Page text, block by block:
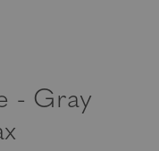
- Gray